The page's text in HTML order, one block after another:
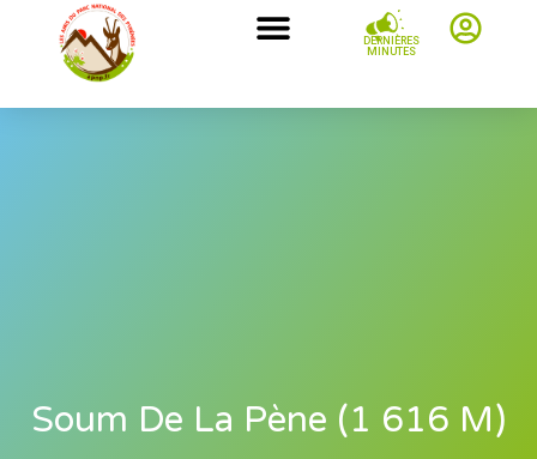
DERNIÈRES
MINUTES
Soum De La Pène (1 616 M)